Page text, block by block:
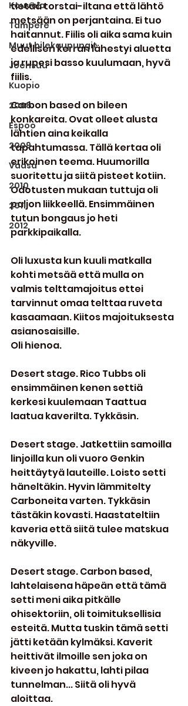
Kouvola
Tampere
Muut bilekaupungit
Joensuu
Kuopio
2008
Espoo
2009
Vaasa
2010
2011
2012
tietää torstai-iltana että lähtö
metsään on perjantaina. Ei tuo
haitannut. Fiilis oli aika sama kuin
edellisen kerran lähestyi aluetta
ja rupesi basso kuulumaan, hyvä
fiilis.
Carbon based on bileen
konkareita. Ovat olleet alusta
lähtien aina keikalla
tapahtumassa. Tällä kertaa oli
erikoinen teema. Huumorilla
suoritettu ja siitä pisteet kotiin.
Odotusten mukaan tuttuja oli
paljon liikkeellä. Ensimmäinen
tutun bongaus jo heti
parkkipaikalla.
Oli luxusta kun kuuli matkalla
kohti metsää että mulla on
valmis telttamajoitus ettei
tarvinnut omaa telttaa ruveta
kasaamaan. Kiitos majoituksesta
asianosaisille.
Oli hienoa.
Desert stage. Rico Tubbs oli
ensimmäinen kenen settiä
kerkesi kuulemaan Taattua
laatua kaverilta. Tykkäsin.
Desert stage. Jatkettiin samoilla
linjoilla kun oli vuoro Genkin
heittäytyä lauteille. Loisto setti
häneltäkin. Hyvin lämmitelty
Carboneita varten. Tykkäsin
tästäkin kovasti. Haastateltiin
kaveria että siitä tulee matskua
näkyville.
Desert stage. Carbon based,
lahtelaisena häpeän että tämä
setti meni aika pitkälle
ohisektoriin, oli toimituksellisia
esteitä. Mutta tuskin tämä setti
jätti ketään kylmäksi. Kaverit
heittivät ilmoille sen joka on
kiveen jo hakattu, lahti pilaa
tunnelman... Siitä oli hyvä
aloittaa.